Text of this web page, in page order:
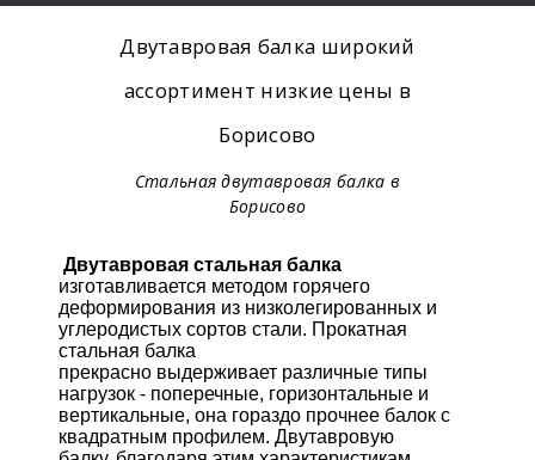
Двутавровая балка широкий
ассортимент низкие цены в
Борисово
Стальная двутавровая балка в
Борисово
Двутавровая стальная балка
изготавливается методом горячего
деформирования из низколегированных и
углеродистых сортов стали. Прокатная
стальная балка
прекрасно выдерживает различные типы
нагрузок - поперечные, горизонтальные и
вертикальные, она гораздо прочнее балок с
квадратным профилем. Двутавровую